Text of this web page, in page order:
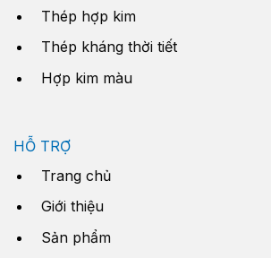
Thép hợp kim
Thép kháng thời tiết
Hợp kim màu
HỖ TRỢ
Trang chủ
Giới thiệu
Sản phẩm